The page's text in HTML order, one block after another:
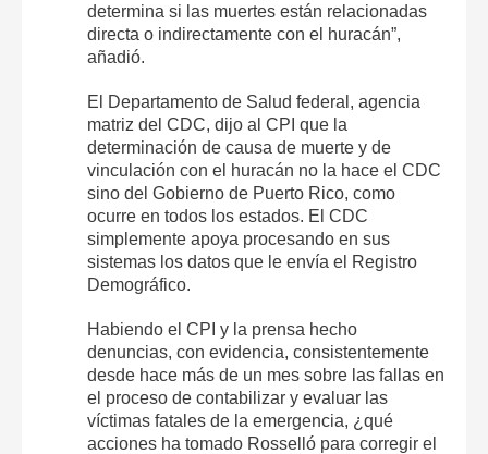
determina si las muertes están relacionadas
directa o indirectamente con el huracán”,
añadió.
El Departamento de Salud federal, agencia
matriz del CDC, dijo al CPI que la
determinación de causa de muerte y de
vinculación con el huracán no la hace el CDC
sino del Gobierno de Puerto Rico, como
ocurre en todos los estados. El CDC
simplemente apoya procesando en sus
sistemas los datos que le envía el Registro
Demográfico.
Habiendo el CPI y la prensa hecho
denuncias, con evidencia, consistentemente
desde hace más de un mes sobre las fallas en
el proceso de contabilizar y evaluar las
víctimas fatales de la emergencia, ¿qué
acciones ha tomado Rosselló para corregir el